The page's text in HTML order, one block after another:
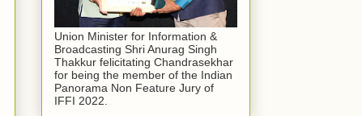
Union Minister for Information &
Broadcasting Shri Anurag Singh
Thakkur felicitating Chandrasekhar
for being the member of the Indian
Panorama Non Feature Jury of
IFFI 2022.